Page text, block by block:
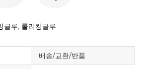
글루, 롤리킹글루
배송/교환/반품